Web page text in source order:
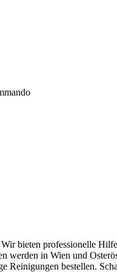
bieten professionelle
werden in Wien und
Reinigungen bestellen.